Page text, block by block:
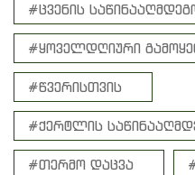
#ცვენის
#ყოველდღიური
#წვერისთვის
#ქერტლის
#თერმო დაცვა